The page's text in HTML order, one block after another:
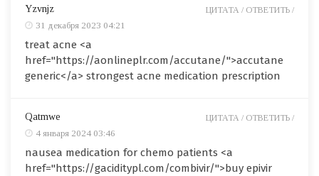
Yzvnjz
31 декабря 2023 04:21
treat acne <a
href="https://aonlineplr.com/accutane/">accutane
generic</a> strongest acne medication prescription
ЦИТАТА / ОТВЕТИТЬ /
Qatmwe
4 января 2024 03:46
nausea medication for chemo patients <a
href="https://gaciditypl.com/combivir/">buy epivir
ЦИТАТА / ОТВЕТИТЬ /